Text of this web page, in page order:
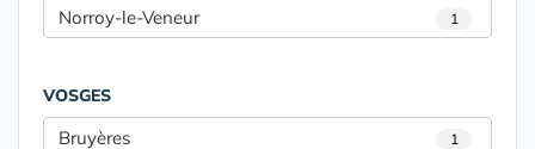
Norroy-le-Veneur 1
VOSGES
Bruyères 1